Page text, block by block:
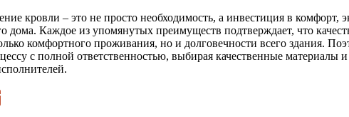
кровли – это не просто необходимость, а инвестиция в комфорт,
дома. Каждое из упомянутых преимуществ подтверждает, что
комфортного проживания, но и долговечности всего здания.
с полной ответственностью, выбирая качественные материалы и